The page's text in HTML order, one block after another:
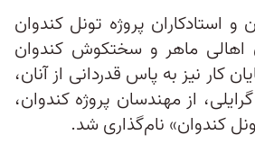
و استادکاران پروژه تونل کندوان
اهالی ماهر و سختکوش کندوان
کار نیز به پاس قدردانی از آنان،
از مهندسان پروژه کندوان،
کندوان» نام‌گذاری شد.